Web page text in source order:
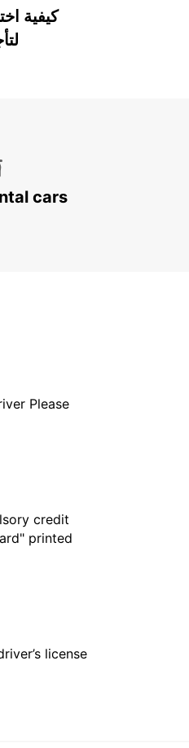
كيفية
cars
Please
credit
printed
license